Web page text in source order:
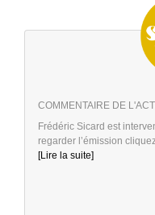
COMMENTAIRE DE
Frédéric Sicard est
regarder l’émission
[Lire la suite]